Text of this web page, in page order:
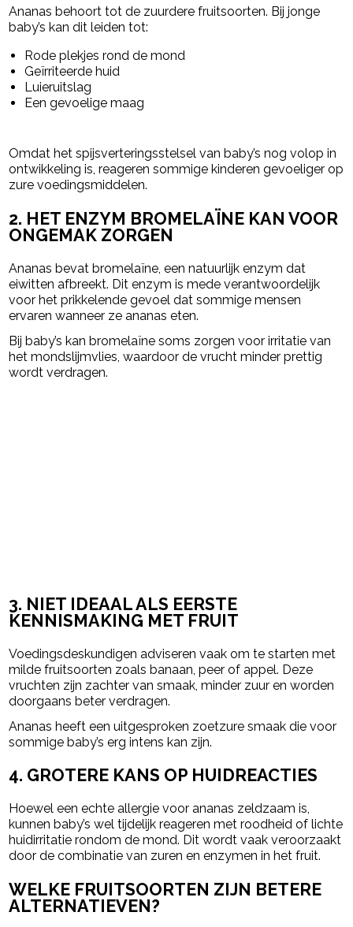
Ananas behoort tot de zuurdere fruitsoorten. Bij jonge
baby’s kan dit leiden tot:
Rode plekjes rond de mond
Geïrriteerde huid
Luieruitslag
Een gevoelige maag
Omdat het spijsverteringsstelsel van baby’s nog volop in
ontwikkeling is, reageren sommige kinderen gevoeliger op
zure voedingsmiddelen.
2. HET ENZYM BROMELAÏNE KAN VOOR
ONGEMAK ZORGEN
Ananas bevat bromelaïne, een natuurlijk enzym dat
eiwitten afbreekt. Dit enzym is mede verantwoordelijk
voor het prikkelende gevoel dat sommige mensen
ervaren wanneer ze ananas eten.
Bij baby’s kan bromelaïne soms zorgen voor irritatie van
het mondslijmvlies, waardoor de vrucht minder prettig
wordt verdragen.
3. NIET IDEAAL ALS EERSTE
KENNISMAKING MET FRUIT
Voedingsdeskundigen adviseren vaak om te starten met
milde fruitsoorten zoals banaan, peer of appel. Deze
vruchten zijn zachter van smaak, minder zuur en worden
doorgaans beter verdragen.
Ananas heeft een uitgesproken zoetzure smaak die voor
sommige baby’s erg intens kan zijn.
4. GROTERE KANS OP HUIDREACTIES
Hoewel een echte allergie voor ananas zeldzaam is,
kunnen baby’s wel tijdelijk reageren met roodheid of lichte
huidirritatie rondom de mond. Dit wordt vaak veroorzaakt
door de combinatie van zuren en enzymen in het fruit.
WELKE FRUITSOORTEN ZIJN BETERE
ALTERNATIEVEN?